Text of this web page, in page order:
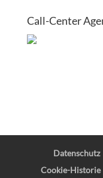
Call-Center
Datenschutz
Cookie-Historie